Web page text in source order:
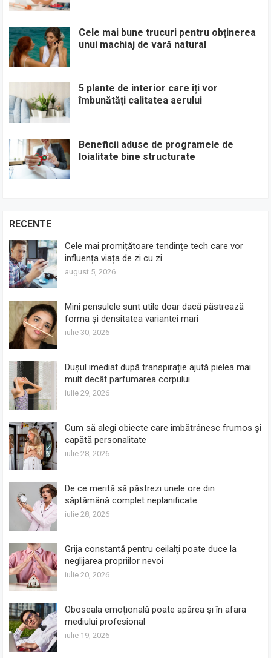
Cele mai bune trucuri pentru obținerea
unui machiaj de vară natural
5 plante de interior care îți vor
îmbunătăți calitatea aerului
Beneficii aduse de programele de
loialitate bine structurate
RECENTE
Cele mai promițătoare tendințe tech care vor
influența viața de zi cu zi
august 5, 2026
Mini pensulele sunt utile doar dacă păstrează
forma și densitatea variantei mari
iulie 30, 2026
Dușul imediat după transpirație ajută pielea mai
mult decât parfumarea corpului
iulie 29, 2026
Cum să alegi obiecte care îmbătrânesc frumos și
capătă personalitate
iulie 28, 2026
De ce merită să păstrezi unele ore din
săptămână complet neplanificate
iulie 28, 2026
Grija constantă pentru ceilalți poate duce la
neglijarea propriilor nevoi
iulie 20, 2026
Oboseala emoțională poate apărea și în afara
mediului profesional
iulie 19, 2026